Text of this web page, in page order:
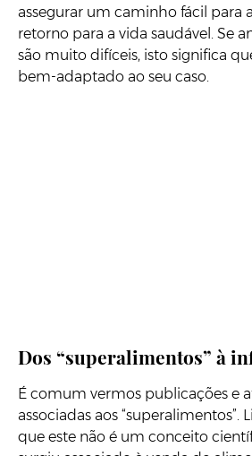
assegurar um caminho fácil para
retorno para a vida saudável. Se
são muito difíceis, isto significa
bem-adaptado ao seu caso.
Dos “superalimentos” à
É comum vermos publicações e
associadas aos “superalimentos”.
que este não é um conceito